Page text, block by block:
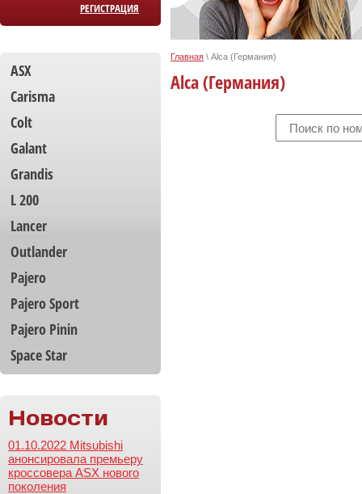
РЕГИСТРАЦИЯ
ASX
Carisma
Colt
Galant
Grandis
L 200
Lancer
Outlander
Pajero
Pajero Sport
Pajero Pinin
Space Star
Новости
01.10.2022 Mitsubishi
анонсировала премьеру
кроссовера ASX нового
поколения
Главная \ Alca (Германия)
Alca (Германия)